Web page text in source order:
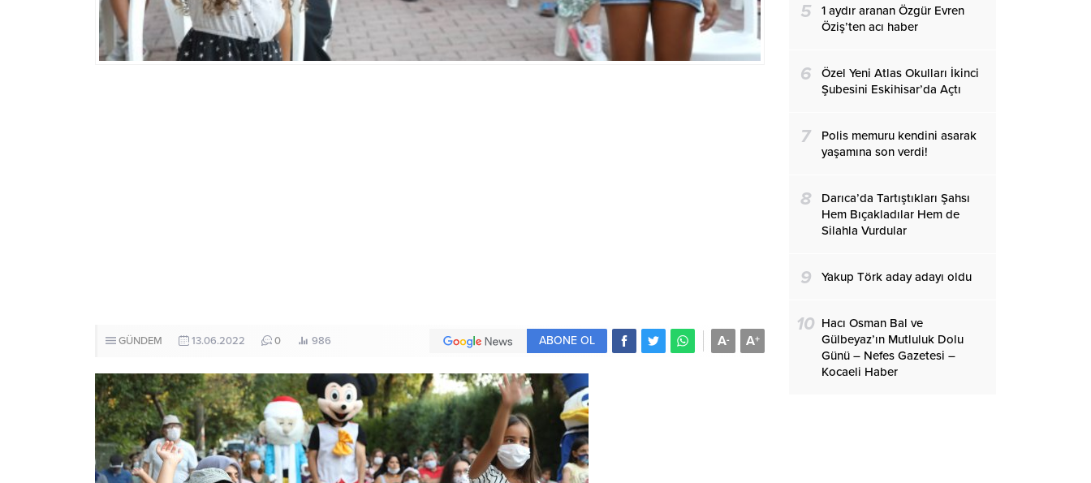
GÜNDEM 13.06.2022 0 986 A+
A-
ABONE OL
5
1 aydır aranan Özgür Evren
Öziş’ten acı haber
6
Özel Yeni Atlas Okulları İkinci
Şubesini Eskihisar’da Açtı
7
Polis memuru kendini asarak
yaşamına son verdi!
8
Darıca’da Tartıştıkları Şahsı
Hem Bıçakladılar Hem de
Silahla Vurdular
9 Yakup Törk aday adayı oldu
10 Hacı Osman Bal ve
Gülbeyaz’ın Mutluluk Dolu
Günü – Nefes Gazetesi –
Kocaeli Haber